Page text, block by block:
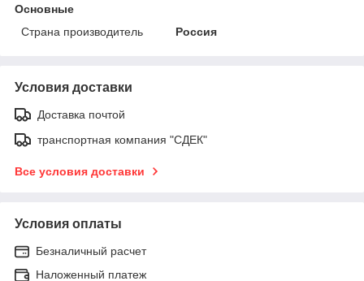
Основные
Страна производитель
Россия
Условия доставки
Доставка почтой
транспортная компания "СДЕК"
Все условия доставки
Условия оплаты
Безналичный расчет
Наложенный платеж